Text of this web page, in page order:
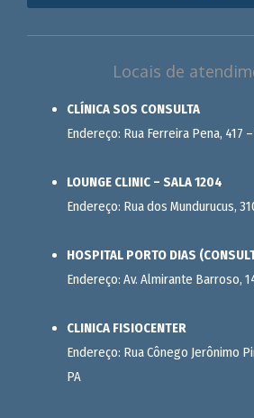
Locais de
CLÍNICA SOS CONSULTA
Endereço: Rua Ferreira Pena, 417
LOUNGE CLINIC – SALA 1204
Endereço: Rua dos Mundurucus,
HOSPITAL PORTO DIAS
Endereço: Av. Almirante Barroso,
CLINICA FISIOCENTER
Endereço: Rua Cônego Jerônimo
PA